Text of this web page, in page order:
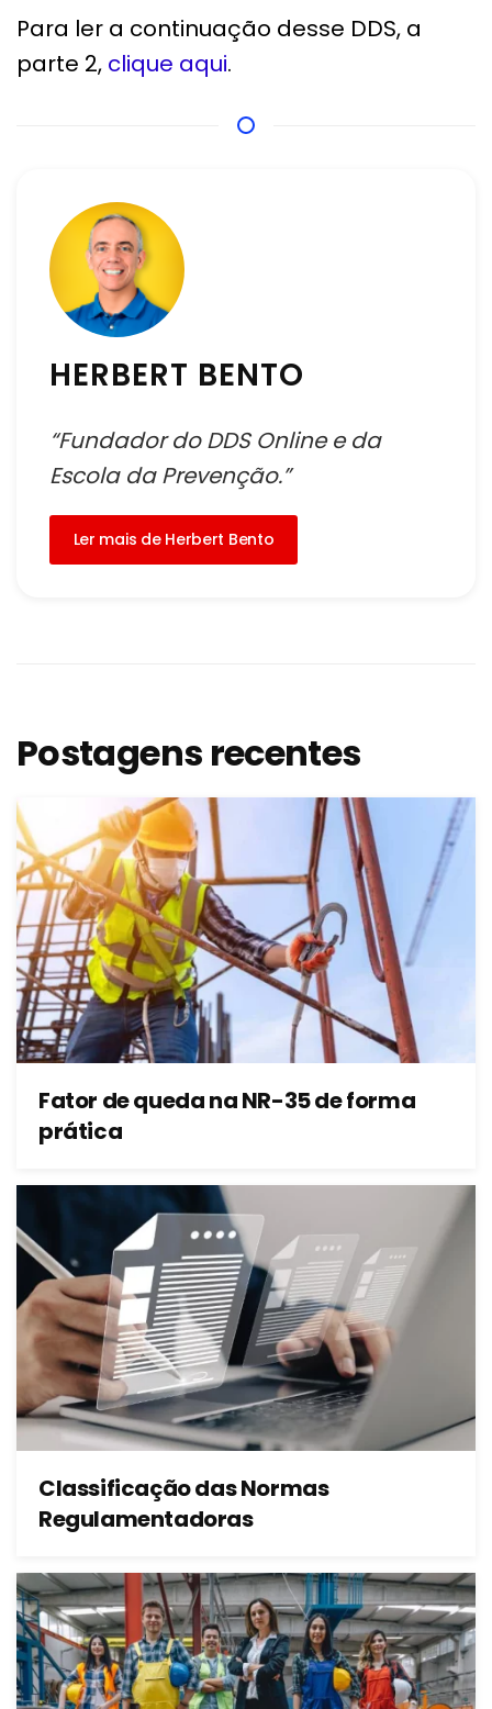
Para ler a continuação desse DDS, a
parte 2, clique aqui.
HERBERT BENTO
“Fundador do DDS Online e da
Escola da Prevenção.”
Ler mais de Herbert Bento
Postagens recentes
Fator de queda na NR-35 de forma
prática
Classificação das Normas
Regulamentadoras